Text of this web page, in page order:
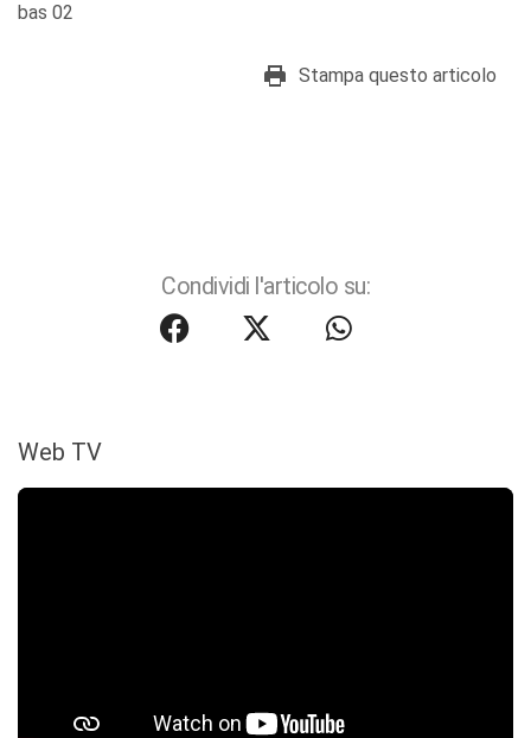
bas 02
Stampa questo articolo
Condividi l'articolo su:
Web TV